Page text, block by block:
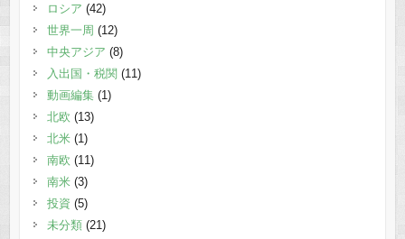
ロシア (42)
世界一周 (12)
中央アジア (8)
入出国・税関 (11)
動画編集 (1)
北欧 (13)
北米(1)
南欧 (11)
南米(3)
投資 (5)
未分類(21)